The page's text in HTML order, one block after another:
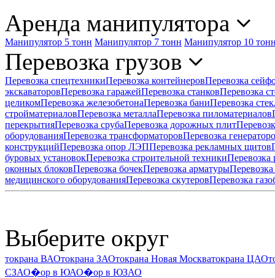
Аренда манипулятора
Манипулятор 5 тонн Манипулятор 7 тонн Манипулятор 10
Перевозка грузов
Перевозка спецтехникиПеревозка контейнеровПеревозка
экскаваторовПеревозка гаражейПеревозка станковПеревозка
целикомПеревозка железобетонаПеревозка баниПеревозка
стройматериаловПеревозка металлаПеревозка пиломатериалов
перекрытияПеревозка срубаПеревозка дорожных плит
оборудованияПеревозка трансформаторовПеревозка
конструкцийПеревозка опор ЛЭППеревозка рекламных щитов
буровых установокПеревозка строительной техникиПеревозка
оконных блоковПеревозка бочекПеревозка арматуры
медицинского оборудованияПеревозка скутеровПеревозка
Выберите округ
токрана ВАОтокрана ЗАОтокрана Новая Москватокрана ЦАО
СЗАО�ор в ЮАО�ор в ЮЗАО